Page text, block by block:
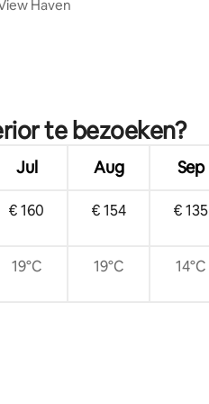
van 5 uit 5, 56 recensies
Haven
te bezoeken?
Jul Aug Sep
€ 160 € 154 € 135
19°C 19°C 14°C